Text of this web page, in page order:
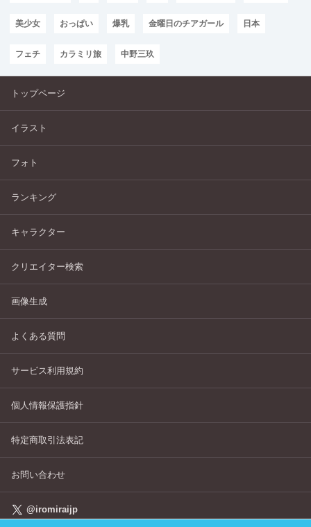
美少女 おっぱい 爆乳 金曜日のチアガール 日本
フェチ カラミリ旅 中野三玖
トップページ
イラスト
フォト
ランキング
キャラクター
クリエイター検索
画像生成
よくある質問
サービス利用規約
個人情報保護指針
特定商取引法表記
お問い合わせ
@iromiraijp